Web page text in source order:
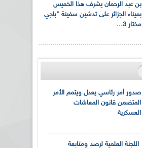
بن عبد الرحمان يشرف هذا الخميس
بميناء الجزائر على تدشين سفينة "باجي
مختار 3...
صدور أمر رئاسي يعدل ويتمم الأمر
المتضمن قانون المعاشات
العسكرية
اللجنة العلمية لرصد ومتابعة